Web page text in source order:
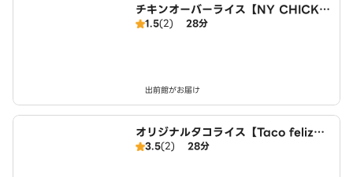
チキンオーバーライス【NY CHICKE
N STAND】 城陽店
1.5(2) 28分
出前館がお届け
オリジナルタコライス【Taco feliz】
城陽店
3.5(2) 28分